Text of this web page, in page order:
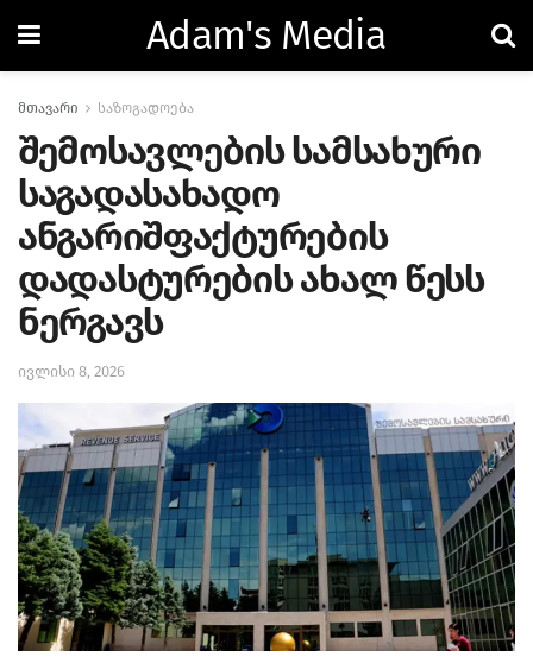
Adam's Media
მთავარი საზოგადოება
შემოსავლების სამსახური
საგადასახადო
ანგარიშფაქტურების
დადასტურების ახალ წესს
ნერგავს
ივლისი 8, 2026